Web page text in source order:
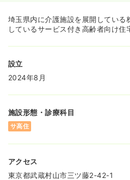
埼玉県内に介護施設を展開している
しているサービス付き高齢者向け住
設立
2024年8月
施設形態・診療科目
サ高住
アクセス
東京都武蔵村山市三ツ藤2-42-1